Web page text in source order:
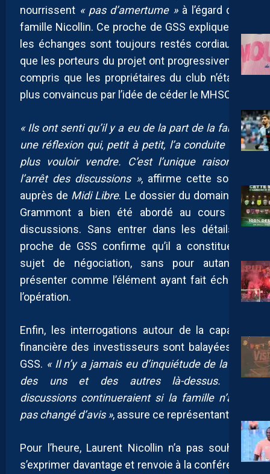
nourrissent « pas d’amertume »à l’égard de la
famille Nicollin. Ce proche de GSS explique que
les échanges sont toujours restés cordiaux et
que les porteurs du projet ont progressivement
compris que les propriétaires du club n’étaient
plus convaincus par l’idée de céder le MHSC.
« Ils ont senti qu’il y a eu de la part de la famille
une réflexion qui, petit à petit, l’a conduite à ne
plus vouloir vendre. C’est l’unique raison de
l’arrêt des discussions », affirme cette source
auprès de Midi Libre. Le dossier du domaine de
Grammont a bien été abordé au cours des
discussions. Sans entrer dans les détails, le
proche de GSS confirme qu’il a constitué un
sujet de négociation, sans pour autant le
présenter comme l’élément ayant fait échouer
l’opération.
Enfin, les interrogations autour de la capacité
financière des investisseurs sont balayées par
GSS. « Il n’y a jamais eu d’inquiétude de la part
des uns et des autres là-dessus. Les
discussions continueraient si la famille n’avait
pas changé d’avis », assure ce représentant.
Pour l’heure, Laurent Nicollin n’a pas souhaité
s’exprimer davantage et renvoie à la conférence